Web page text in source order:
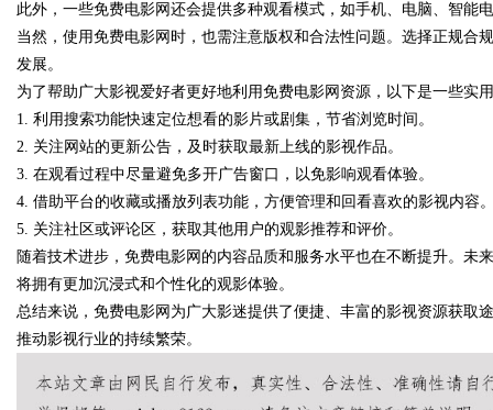
!
Bo
此外，一些免费电影网还会提供多种观看模式，如手机、电脑、智能
当然，使用免费电影网时，也需注意版权和合法性问题。选择正规合
发展。
为了帮助广大影视爱好者更好地利用免费电影网资源，以下是一些实
1. 利用搜索功能快速定位想看的影片或剧集，节省浏览时间。
2. 关注网站的更新公告，及时获取最新上线的影视作品。
3. 在观看过程中尽量避免多开广告窗口，以免影响观看体验。
4. 借助平台的收藏或播放列表功能，方便管理和回看喜欢的影视内容
5. 关注社区或评论区，获取其他用户的观影推荐和评价。
随着技术进步，免费电影网的内容品质和服务水平也在不断提升。未
将拥有更加沉浸式和个性化的观影体验。
总结来说，免费电影网为广大影迷提供了便捷、丰富的影视资源获取
推动影视行业的持续繁荣。